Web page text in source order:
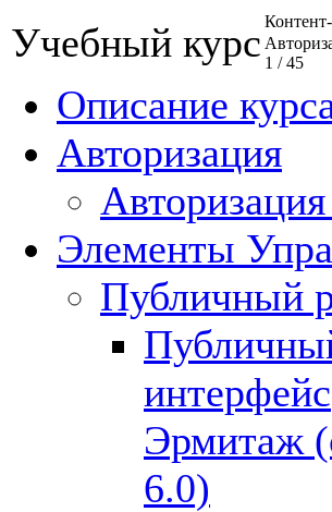
Учебный курс 1 /45
Описание
Авторизация
Элементы
Публичный
интерфейс
Эрмитаж
6.0)